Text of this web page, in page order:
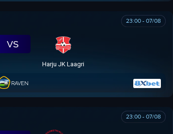
23:00 - 07/08
VS
Harju JK Laagri
RAVEN
23:00 - 07/08